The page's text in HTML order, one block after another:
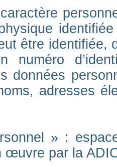
être identifiée,
numéro
données
adresses
» :
œuvre par la